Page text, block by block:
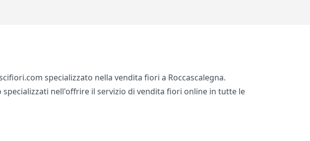
specializzato nella vendita fiori a Roccascalegna.
nell'offrire il servizio di vendita fiori online in tutte le